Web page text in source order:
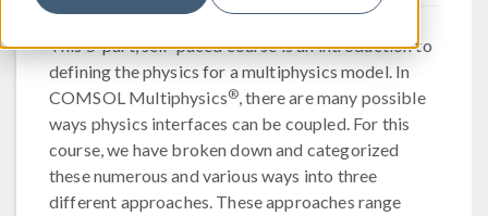
This 5-part, self-paced course is an introduction to
defining the physics for a multiphysics model. In
COMSOL Multiphysics®, there are many possible
ways physics interfaces can be coupled. For this
course, we have broken down and categorized
these numerous and various ways into three
different approaches. These approaches range